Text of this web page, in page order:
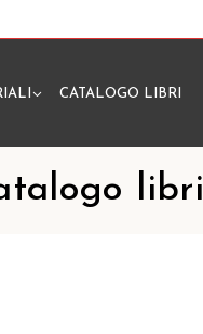
CATALOGO LIBRI
libri